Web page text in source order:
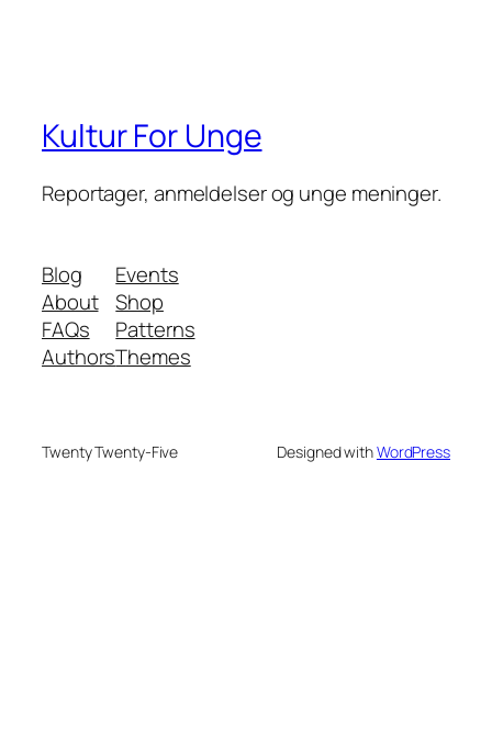
Kultur For Unge
Reportager, anmeldelser og unge meninger.
Blog
About
FAQs
Authors
Events
Shop
Patterns
Themes
Twenty Twenty-Five Designed withWordPress